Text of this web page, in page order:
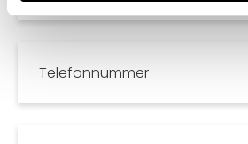
Telefonnummer